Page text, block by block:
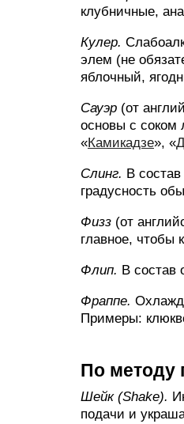
клубничные,
Кулер.
элем (не
яблочный,
Сауэр (от
основы с соком
«Камикадзе», «
Слинг. В
градусность
Физз (от
главное, чтобы
Флип. В состав
Фраппе.
Примеры:
По методу
Шейк (Shake).
подачи и